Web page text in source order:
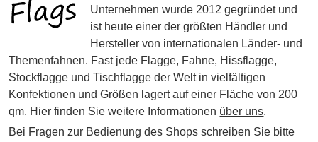
Unternehmen wurde 2012 gegründet und
ist heute einer der größten Händler und
Hersteller von internationalen Länder- und
Themenfahnen. Fast jede Flagge, Fahne, Hissflagge,
Stockflagge und Tischflagge der Welt in vielfältigen
Konfektionen und Größen lagert auf einer Fläche von 200
qm. Hier finden Sie weitere Informationen über uns.
Bei Fragen zur Bedienung des Shops schreiben Sie bitte